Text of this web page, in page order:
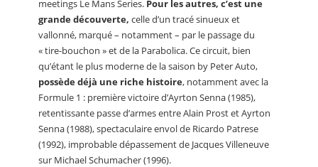
meetings Le Mans Series. Pour les autres, c’est une
grande découverte, celle d’un tracé sinueux et
vallonné, marqué – notamment – par le passage du
« tire-bouchon » et de la Parabolica. Ce circuit, bien
qu’étant le plus moderne de la saison by Peter Auto,
possède déjà une riche histoire, notamment avec la
Formule 1 : première victoire d’Ayrton Senna (1985),
retentissante passe d’armes entre Alain Prost et Ayrton
Senna (1988), spectaculaire envol de Ricardo Patrese
(1992), improbable dépassement de Jacques Villeneuve
sur Michael Schumacher (1996).